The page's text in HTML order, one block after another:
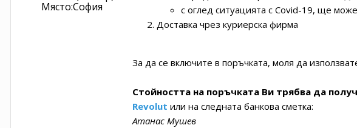
Място:София
с оглед ситуацията с Covid-19, ще
Доставка чрез куриерска фирма
За да се включите в поръчката, моля да
Стойността на поръчката Ви трябва да
Revolut или на следната банкова сметка:
Атанас Мушев